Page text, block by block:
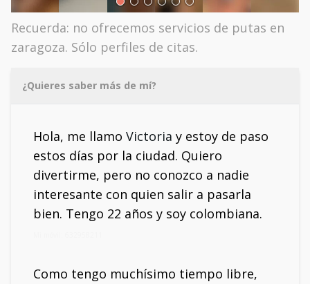
Recuerda: no ofrecemos servicios de putas en
zaragoza. Sólo perfiles de citas.
¿Quieres saber más de mí?
Hola, me llamo Victoria y estoy de paso
estos días por la ciudad. Quiero
divertirme, pero no conozco a nadie
interesante con quien salir a pasarla
bien. Tengo 22 años y soy colombiana.
Como tengo muchísimo tiempo libre,